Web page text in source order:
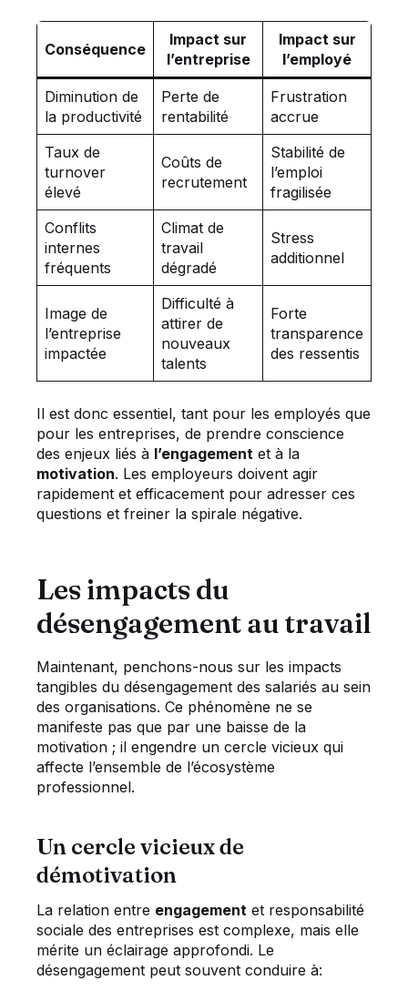
Conséquence
Impact sur
l’entreprise
Impact sur
l’employé
Diminution de
la productivité
Perte de
rentabilité
Frustration
accrue
Taux de
turnover
élevé
Coûts de
recrutement
Stabilité de
l’emploi
fragilisée
Conflits
internes
fréquents
Climat de
travail
dégradé
Stress
additionnel
Image de
l’entreprise
impactée
Difficulté à
attirer de
nouveaux
talents
Forte
transparence
des ressentis
Il est donc essentiel, tant pour les employés que
pour les entreprises, de prendre conscience
des enjeux liés à l’engagement et à la
motivation. Les employeurs doivent agir
rapidement et efficacement pour adresser ces
questions et freiner la spirale négative.
Les impacts du
désengagement au travail
Maintenant, penchons-nous sur les impacts
tangibles du désengagement des salariés au sein
des organisations. Ce phénomène ne se
manifeste pas que par une baisse de la
motivation ; il engendre un cercle vicieux qui
affecte l’ensemble de l’écosystème
professionnel.
Un cercle vicieux de
démotivation
La relation entre engagement et responsabilité
sociale des entreprises est complexe, mais elle
mérite un éclairage approfondi. Le
désengagement peut souvent conduire à: